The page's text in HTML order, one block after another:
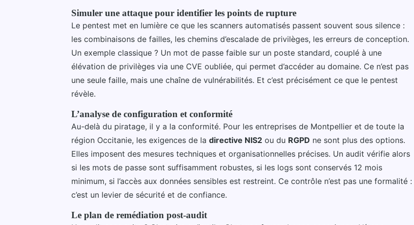
Simuler une attaque pour identifier les points de rupture
Le pentest met en lumière ce que les scanners automatisés passent souvent sous silence :
les combinaisons de failles, les chemins d’escalade de privilèges, les erreurs de conception.
Un exemple classique ? Un mot de passe faible sur un poste standard, couplé à une
élévation de privilèges via une CVE oubliée, qui permet d’accéder au domaine. Ce n’est pas
une seule faille, mais une chaîne de vulnérabilités. Et c’est précisément ce que le pentest
révèle.
L’analyse de configuration et conformité
Au-delà du piratage, il y a la conformité. Pour les entreprises de Montpellier et de toute la
région Occitanie, les exigences de la directive NIS2 ou du RGPD ne sont plus des options.
Elles imposent des mesures techniques et organisationnelles précises. Un audit vérifie alors
si les mots de passe sont suffisamment robustes, si les logs sont conservés 12 mois
minimum, si l’accès aux données sensibles est restreint. Ce contrôle n’est pas une formalité :
c’est un levier de sécurité et de confiance.
Le plan de remédiation post-audit